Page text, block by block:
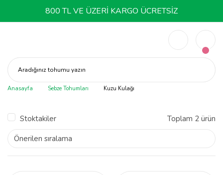
800 TL VE ÜZERİ KARGO ÜCRETSİZ
Aradığınız tohumu yazın
Anasayfa Sebze Tohumları Kuzu Kulağı
Stoktakiler Toplam 2 ürün